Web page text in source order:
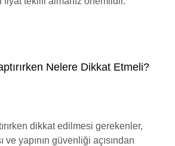
Nelere Dikkat Etmeli?
dikkat edilmesi gerekenler,
ve yapının güvenliği açısından